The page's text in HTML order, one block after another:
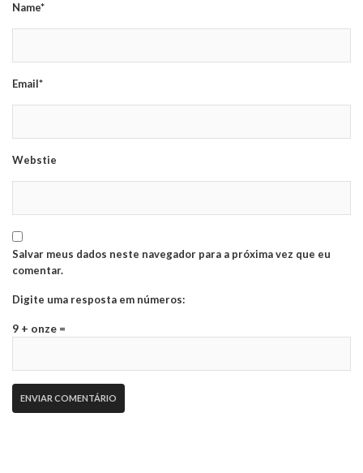
Name*
Email*
Webstie
Salvar meus dados neste navegador para a próxima vez que eu
comentar.
Digite uma resposta em números:
9 + onze =